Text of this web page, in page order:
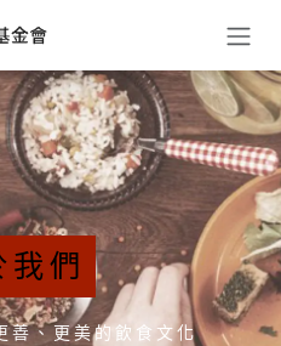
我 們
善 、 更 美 的 飲 食 文 化